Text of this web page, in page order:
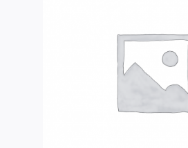
虛擬機 Virtual machine